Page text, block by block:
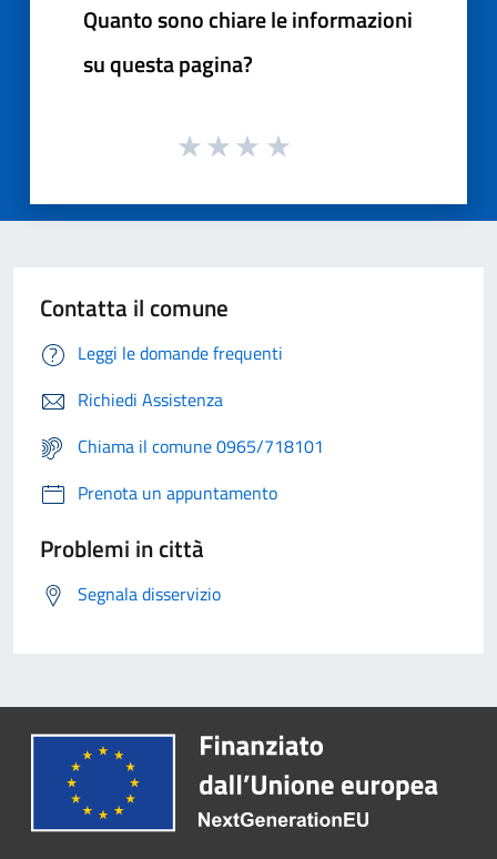
Quanto sono chiare le informazioni
su questa pagina?
Contatta il comune
Leggi le domande frequenti
Richiedi Assistenza
Chiama il comune 0965/718101
Prenota un appuntamento
Problemi in città
Segnala disservizio